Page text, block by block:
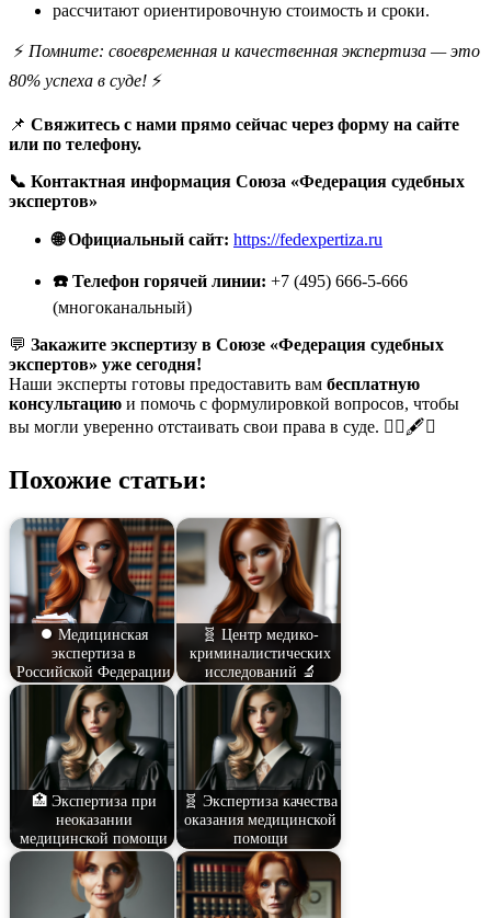
рассчитают ориентировочную стоимость и сроки.
⚡ Помните: своевременная и качественная экспертиза — это
80% успеха в суде! ⚡
📌 Свяжитесь с нами прямо сейчас через форму на сайте
или по телефону.
📞 Контактная информация Союза «Федерация судебных
экспертов»
🌐 Официальный сайт: https://fedexpertiza.ru
☎️ Телефон горячей линии: +7 (495) 666-5-666
(многоканальный)
💬 Закажите экспертизу в Союзе «Федерация судебных
экспертов» уже сегодня!
Наши эксперты готовы предоставить вам бесплатную
консультацию и помочь с формулировкой вопросов, чтобы
вы могли уверенно отстаивать свои права в суде. 🧑‍⚖️🖋️✅
Похожие статьи:
⏺️ Медицинская
экспертиза в
Российской Федерации
🧬 Центр медико-
криминалистических
исследований 🔬
🏥 Экспертиза при
неоказании
медицинской помощи
🧬 Экспертиза качества
оказания медицинской
помощи